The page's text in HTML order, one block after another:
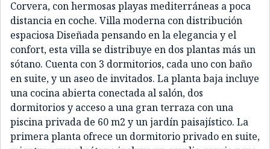
Corvera, con hermosas playas mediterráneas a poca
distancia en coche. Villa moderna con distribución
espaciosa Diseñada pensando en la elegancia y el
confort, esta villa se distribuye en dos plantas más un
sótano. Cuenta con 3 dormitorios, cada uno con baño
en suite, y un aseo de invitados. La planta baja incluye
una cocina abierta conectada al salón, dos
dormitorios y acceso a una gran terraza con una
piscina privada de 60 m2 y un jardín paisajístico. La
primera planta ofrece un dormitorio privado en suite,